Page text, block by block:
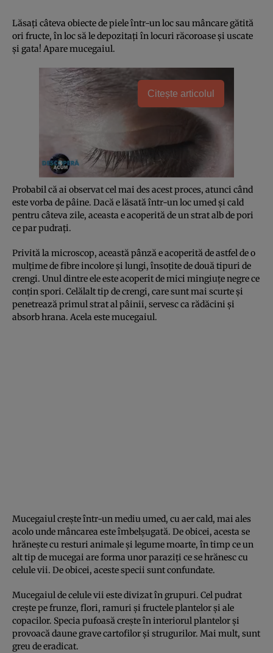
Lăsaţi câteva obiecte de piele într-un loc sau mâncare gătită
ori fructe, în loc să le depozitaţi în locuri răcoroase şi uscate
şi gata! Apare mucegaiul.
Citește articolul
Probabil că ai observat cel mai des acest proces, atunci când
este vorba de pâine. Dacă e lăsată într-un loc umed şi cald
pentru câteva zile, aceasta e acoperită de un strat alb de pori
ce par pudraţi.
Privită la microscop, această pânză e acoperită de astfel de o
mulţime de fibre incolore şi lungi, însoţite de două tipuri de
crengi. Unul dintre ele este acoperit de mici mingiuţe negre ce
conţin spori. Celălalt tip de crengi, care sunt mai scurte şi
penetrează primul strat al pâinii, servesc ca rădăcini şi
absorb hrana. Acela este mucegaiul.
Mucegaiul creşte într-un mediu umed, cu aer cald, mai ales
acolo unde mâncarea este îmbelşugată. De obicei, acesta se
hrăneşte cu resturi animale şi legume moarte, în timp ce un
alt tip de mucegai are forma unor paraziţi ce se hrănesc cu
celule vii. De obicei, aceste specii sunt confundate.
Mucegaiul de celule vii este divizat în grupuri. Cel pudrat
creşte pe frunze, flori, ramuri şi fructele plantelor şi ale
copacilor. Specia pufoasă creşte în interiorul plantelor şi
provoacă daune grave cartofilor şi strugurilor. Mai mult, sunt
greu de eradicat.